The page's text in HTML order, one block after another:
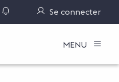
Gérer ses notifications
Se connecter
MENU